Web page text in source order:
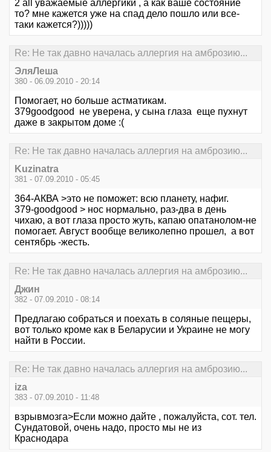
2 all уважаемые аллергики , а как ваше состояние
то? мне кажется уже на спад дело пошло или все-
таки кажется?)))))
Re: Не так давно началась аллергия на амброзию...
ЭляЛеша
380 - 06.09.2010 - 20:14
Помогает, но больше астматикам.
379goodgood не уверена, у сына глаза еще пухнут
даже в закрытом доме :(
Re: Не так давно началась аллергия на амброзию...
Kuzinatra
381 - 07.09.2010 - 05:45
364-АКВА >это не поможет: всю планету, нафиг.
379-goodgood > нос нормально, раз-два в день
чихаю, а вот глаза просто жуть, капаю опатанолом-не
помогает. Август вообще великолепно прошел, а вот
сентябрь -жесть.
Re: Не так давно началась аллергия на амброзию...
Джин
382 - 07.09.2010 - 08:14
Предлагаю собраться и поехать в соляные пещеры,
вот только кроме как в Беларусии и Украине не могу
найти в России.
Re: Не так давно началась аллергия на амброзию...
iza
383 - 07.09.2010 - 11:48
взрывмозга>Если можно дайте , пожалуйста, сот. тел.
Сундатовой, очень надо, просто мы не из
Краснодара